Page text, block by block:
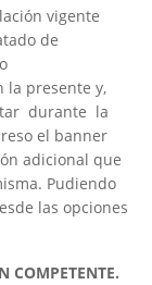
vigente
de
la presente y,
durante la
el banner
adicional que
Pudiendo
las opciones
COMPETENTE.